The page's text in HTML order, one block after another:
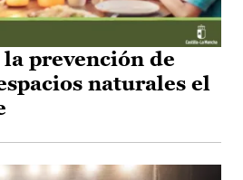
prevención de
naturales el